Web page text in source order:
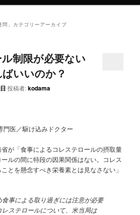
問 」カテゴリーアーカイブ
制限が必要ない
いいのか？
投稿者:kodama
門医／駆け込みドクター
が「食事によるコレステロールの摂取量
ルの間に特段の因果関係はない。コレス
とを懸念すべき栄養素とは見なさない」
事による取り過ぎには注意が必要
レステロールについて、米当局は